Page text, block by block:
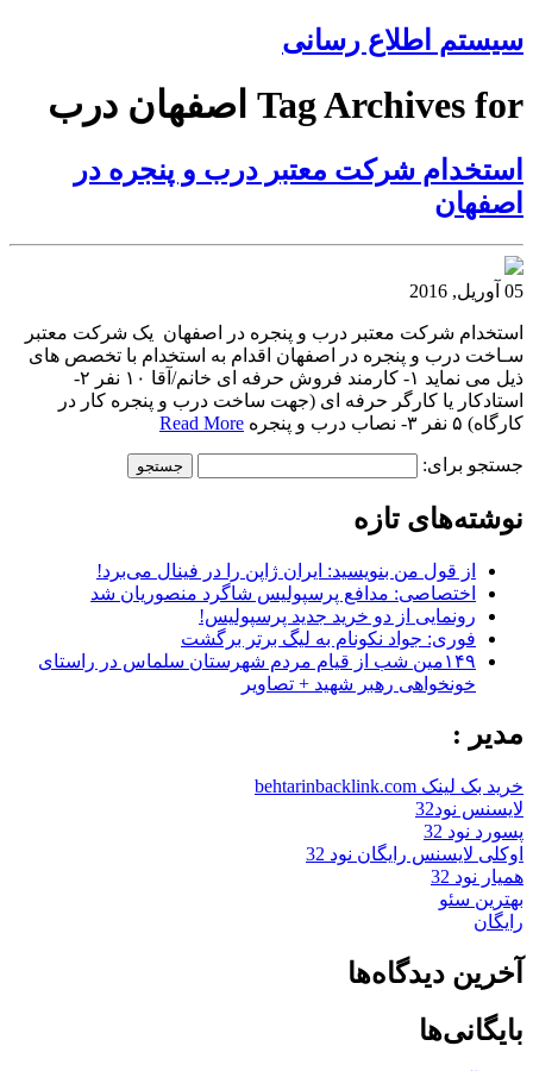
سیستم اطلاع رسانی
Tag Archives for اصفهان درب
استخدام شرکت معتبر درب و پنجره در
اصفهان
05 آوریل, 2016
استخدام شرکت معتبر درب و پنجره در اصفهان یک شرکت معتبر
سـاخت درب و پنجره در اصفهان اقدام به استخدام با تخصص های
ذیل می نماید ١- کارمند فروش حرفه ای خانم/آقا ۱۰ نفر ٢-
استادکار یا کارگر حرفه ای (جهت ساخت درب و پنجره کار در
کارگاه) ۵ نفر ٣- نصاب درب و پنجره
Read More
جستجو برای:
نوشته‌های تازه
از قول من بنویسید: ایران ژاپن را در فینال می‌برد!
اختصاصی: مدافع پرسپولیس شاگرد منصوریان شد
رونمایی از دو خرید جدید پرسپولیس!
فوری: جواد نکونام به لیگ برتر برگشت
۱۴۹مین شب از قیام مردم شهرستان سلماس در راستای
خونخواهی رهبر شهید + تصاویر
مدیر :
خرید بک لینک behtarinbacklink.com
لایسنس نود32
پسورد نود 32
اوکلی لایسنس رایگان نود 32
همیار نود 32
بهترین سئو
رایگان
آخرین دیدگاه‌ها
بایگانی‌ها